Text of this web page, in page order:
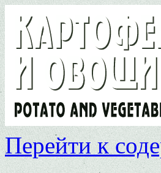
Перейти к